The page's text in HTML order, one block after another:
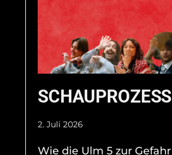
SCHAUPROZESS
2. Juli 2026
Wie die Ulm 5 zur Gefahr